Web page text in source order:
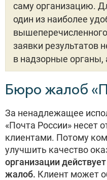
саму организацию.
один из наиболее
заявки результатов
в надзорные органы,
Бюро жалоб
За ненадлежащее
«Почта России» несет
клиентами. Потому
улучшить качество
организации
жалоб. Клиент может